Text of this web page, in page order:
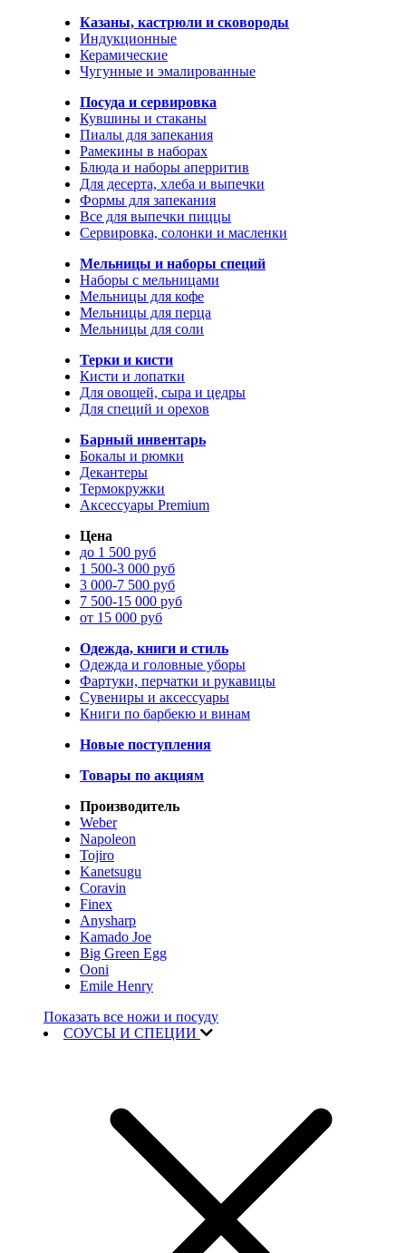
Казаны, кастрюли и сковороды
Индукционные
Керамические
Чугунные и эмалированные
Посуда и сервировка
Кувшины и стаканы
Пиалы для запекания
Рамекины в наборах
Блюда и наборы аперритив
Для десерта, хлеба и выпечки
Формы для запекания
Все для выпечки пиццы
Сервировка, солонки и масленки
Мельницы и наборы специй
Наборы с мельницами
Мельницы для кофе
Мельницы для перца
Мельницы для соли
Терки и кисти
Кисти и лопатки
Для овощей, сыра и цедры
Для специй и орехов
Барный инвентарь
Бокалы и рюмки
Декантеры
Термокружки
Аксессуары Premium
Цена
до 1 500 руб
1 500-3 000 руб
3 000-7 500 руб
7 500-15 000 руб
от 15 000 руб
Одежда, книги и стиль
Одежда и головные уборы
Фартуки, перчатки и рукавицы
Сувениры и аксессуары
Книги по барбекю и винам
Новые поступления
Товары по акциям
Производитель
Weber
Napoleon
Tojiro
Kanetsugu
Coravin
Finex
Anysharp
Kamado Joe
Big Green Egg
Ooni
Emile Henry
Показать все ножи и посуду
СОУСЫ И СПЕЦИИ